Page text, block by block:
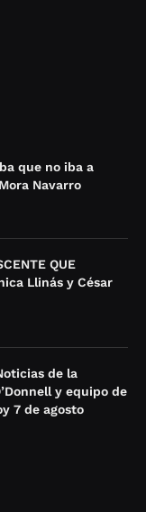
que no iba a
Navarro
QUE
Llinás y César
de la
y equipo de
7 de agosto